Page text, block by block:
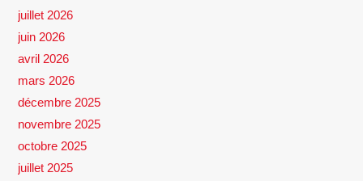
juillet 2026
juin 2026
avril 2026
mars 2026
décembre 2025
novembre 2025
octobre 2025
juillet 2025